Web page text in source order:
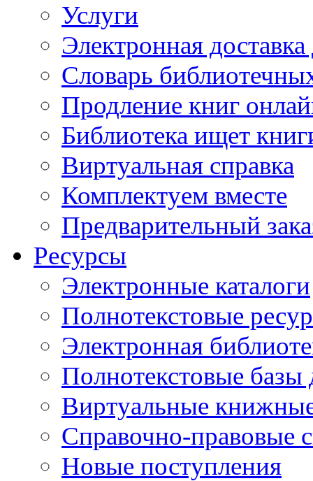
Услуги
Электронная
Словарь
Продление книг
Библиотека ищет
Виртуальная справка
Комплектуем вместе
Предварительный
Ресурсы
Электронные каталоги
Полнотекстовые
Электронная
Полнотекстовые
Виртуальные
Справочно-правовые
Новые поступления